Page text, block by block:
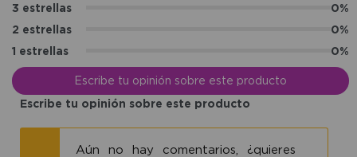
3 estrellas
0%
2 estrellas
0%
1 estrellas
0%
Escribe tu opinión sobre este producto
Escribe tu opinión sobre este producto
Aún no hay comentarios, ¿quieres